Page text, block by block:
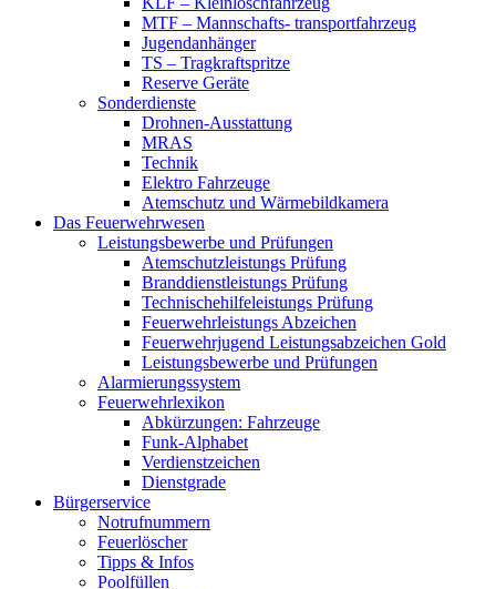
MTF – Mannschafts- transportfahrzeug
Jugendanhänger
TS – Tragkraftspritze
Reserve Geräte
Sonderdienste
Drohnen-Ausstattung
MRAS
Technik
Elektro Fahrzeuge
Atemschutz und Wärmebildkamera
Das Feuerwehrwesen
Leistungsbewerbe und Prüfungen
Atemschutzleistungs Prüfung
Branddienstleistungs Prüfung
Technischehilfeleistungs Prüfung
Feuerwehrleistungs Abzeichen
Feuerwehrjugend Leistungsabzeichen Gold
Leistungsbewerbe und Prüfungen
Alarmierungssystem
Feuerwehrlexikon
Abkürzungen: Fahrzeuge
Funk-Alphabet
Verdienstzeichen
Dienstgrade
Bürgerservice
Notrufnummern
Feuerlöscher
Tipps & Infos
Poolfüllen